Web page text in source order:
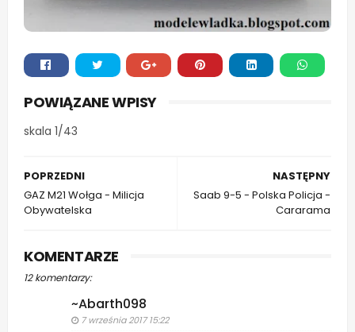
POWIĄZANE WPISY
skala 1/43
NASTĘPNY
Saab 9-5 - Polska Policja -
Cararama
POPRZEDNI
GAZ M21 Wołga - Milicja
Obywatelska
KOMENTARZE
12 komentarzy:
~Abarth098
7 września 2017 15:22